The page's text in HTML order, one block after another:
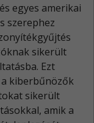
egyes amerikai
szerephez
sikerült
Ezt
kiberbűnözők
sikerült
amik a